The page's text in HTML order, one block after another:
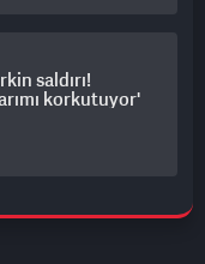
saldırı!
korkutuyor'